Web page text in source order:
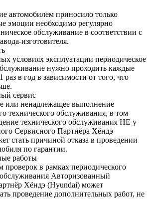
автомобилем приносило только
эмоции необходимо регулярно
обслуживание в соответствии с
изготовителя.
условиях эксплуатации периодическое
нужно проходить каждые
раз в год в зависимости от того, что
сервис
или ненадлежащее выполнение
технического обслуживания, в том
технического обслуживания НЕ у
Сервисного Партнёра Хёндэ
стать причиной отказа в проведении
по гарантии.
работы
проверок в рамках периодического
Авторизованный
Хёндэ (Hyundai) может
проведение дополнительных работ, не